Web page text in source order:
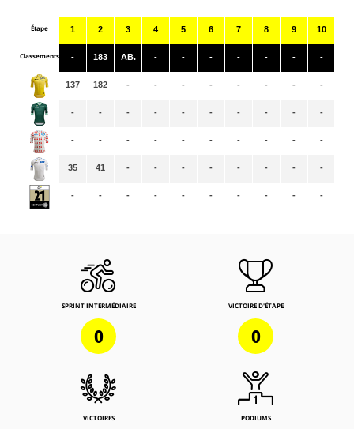
Étape
Classements
1
-
137
-
-
35
-
2
183
182
-
-
41
-
3
AB.
-
-
-
-
-
4
-
-
-
-
-
-
5
-
-
-
-
-
-
6
-
-
-
-
-
-
7
-
-
-
-
-
-
8
-
-
-
-
-
-
9
-
-
-
-
-
-
10
-
-
-
-
-
-
SPRINT INTERMÉDIAIRE
0
VICTOIRE D'ÉTAPE
0
VICTOIRES PODIUMS